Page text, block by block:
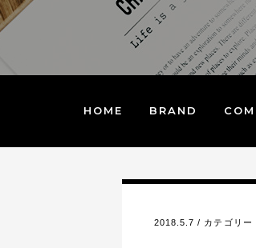
HOME BRAND
2018.5.7 / カテゴリー